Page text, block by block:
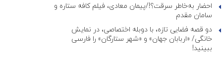
احضار به‌خاطر سرقت؟!/پیمان معادی، فیلم کافه ستاره و
سامان مقدم
دو قصه فضایی تازه، با دوبله اختصاصی، در نمایش
خانگی/ «اربابان جهان» و «شهر ستارگان» را فارسی
ببینید!